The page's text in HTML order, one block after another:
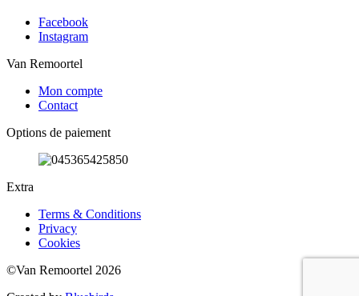
Facebook
Instagram
Van Remoortel
Mon compte
Contact
Options de paiement
Extra
Terms & Conditions
Privacy
Cookies
©Van Remoortel 2026